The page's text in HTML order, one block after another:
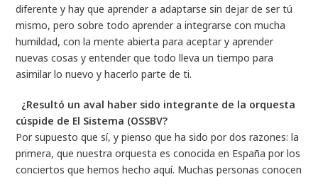
diferente y hay que aprender a adaptarse sin dejar de ser tú
mismo, pero sobre todo aprender a integrarse con mucha
humildad, con la mente abierta para aceptar y aprender
nuevas cosas y entender que todo lleva un tiempo para
asimilar lo nuevo y hacerlo parte de ti.
¿Resultó un aval haber sido integrante de la orquesta
cúspide de El Sistema (OSSBV?
Por supuesto que sí, y pienso que ha sido por dos razones: la
primera, que nuestra orquesta es conocida en España por los
conciertos que hemos hecho aquí. Muchas personas conocen